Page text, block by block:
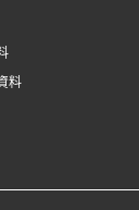
料